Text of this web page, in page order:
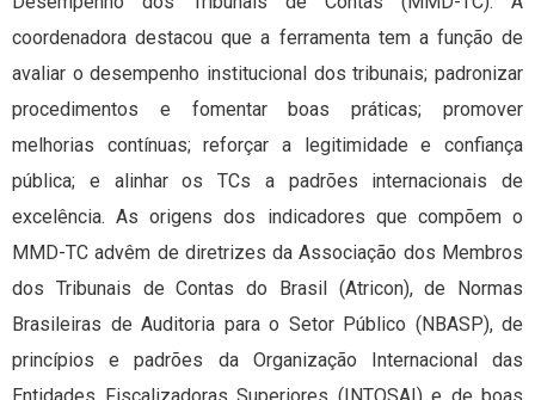
coordenadora destacou que a ferramenta tem a função de
avaliar o desempenho institucional dos tribunais; padronizar
procedimentos e fomentar boas práticas; promover
melhorias contínuas; reforçar a legitimidade e confiança
pública; e alinhar os TCs a padrões internacionais de
excelência. As origens dos indicadores que compõem o
MMD-TC advêm de diretrizes da Associação dos Membros
dos Tribunais de Contas do Brasil (Atricon), de Normas
Brasileiras de Auditoria para o Setor Público (NBASP), de
princípios e padrões da Organização Internacional das
Entidades Fiscalizadoras Superiores (INTOSAI) e de boas